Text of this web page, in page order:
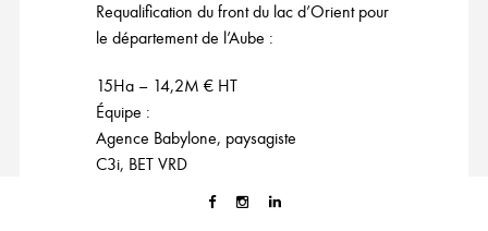
Requalification du front du lac d’Orient pour
le département de l’Aube :
15Ha – 14,2M € HT
Équipe :
Agence Babylone, paysagiste
C3i, BET VRD
Maîtrise d’ouvrage :